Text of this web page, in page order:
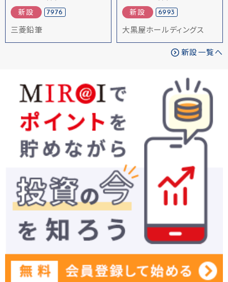
新設 7976
三菱鉛筆
新設 6993
大黒屋ホールディングス
新設一覧へ